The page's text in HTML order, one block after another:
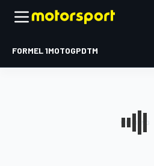
FORMEL 1MOTOGPDTM